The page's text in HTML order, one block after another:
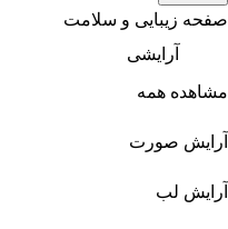
صفحه زیبایی و سلامت
آرایشی
مشاهده همه
آرایش صورت
آرایش لب